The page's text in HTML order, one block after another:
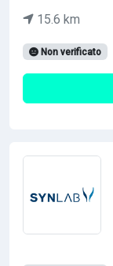
15.6 km
Non verificato